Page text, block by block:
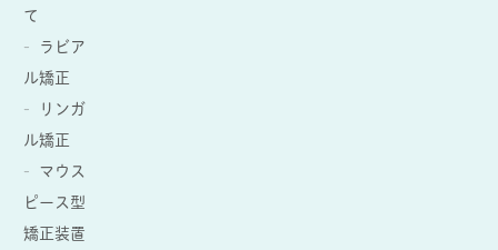
て
ラビア
ル矯正
リンガ
ル矯正
マウス
ピース型
矯正装置